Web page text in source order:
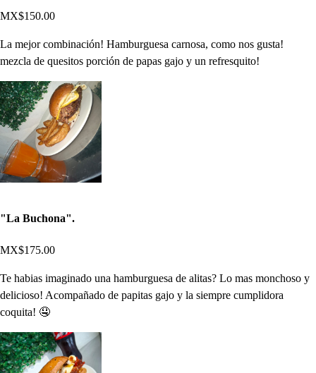
MX$150.00
La mejor combinación! Hamburguesa carnosa, como nos gusta!
mezcla de quesitos porción de papas gajo y un refresquito!
"La Buchona".
MX$175.00
Te habias imaginado una hamburguesa de alitas? Lo mas monchoso y
delicioso! Acompañado de papitas gajo y la siempre cumplidora
coquita! 🤤